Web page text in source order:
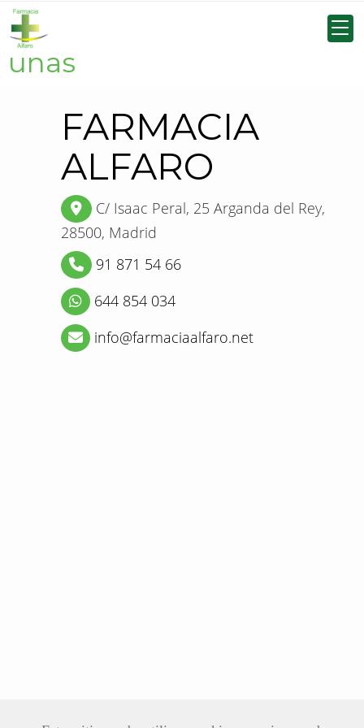
Cosmética para manos y
uñas
FARMACIA
ALFARO
C/ Isaac Peral, 25 Arganda del Rey,
28500, Madrid
91 871 54 66
644 854 034
info
farmaciaalfaro.net